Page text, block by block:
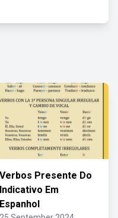
Verbos Presente Do
Indicativo Em
Espanhol